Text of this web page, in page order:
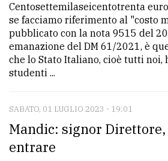
Centosettemilaseicentotrenta
se facciamo riferimento al "costo
pubblicato con la nota 9515 del
emanazione del DM 61/2021, è
che lo Stato Italiano, cioè tutti noi,
studenti ...
SABATO, 01 LUGLIO 2023 - 19:01
Mandic: signor
entrare